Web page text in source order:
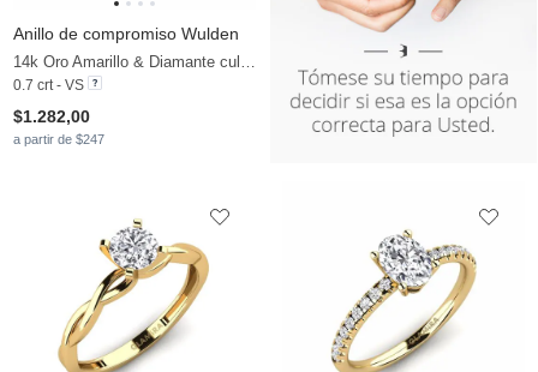
Anillo de compromiso Wulden
0.7 crt - VS
$1.282,00
a partir de $247